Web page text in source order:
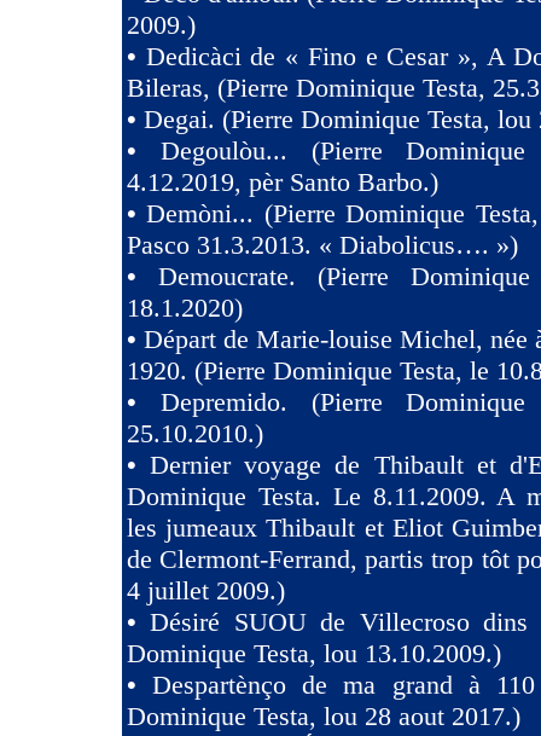
2009.)
• Dedicàci de « Fino e Cesar », A
Bileras, (Pierre Dominique Testa,
• Degai. (Pierre Dominique Testa, lou
• Degoulòu... (Pierre
4.12.2019, pèr Santo Barbo.)
•Demòni... (Pierre Dominique
Pasco 31.3.2013. « Diabolicus…. »)
• Demoucrate. (Pierre
18.1.2020)
• Départ de Marie-louise Michel, née
1920. (Pierre Dominique Testa, le
• Depremido. (Pierre
25.10.2010.)
•Dernier voyage de Thibault et
Dominique Testa. Le 8.11.2009. A
les jumeaux Thibault et Eliot
de Clermont-Ferrand, partis trop tôt
4 juillet 2009.)
•Désiré SUOU de Villecroso dins
Dominique Testa, lou 13.10.2009.)
•Despartènço de ma grand à
Dominique Testa, lou 28 aout 2017.)